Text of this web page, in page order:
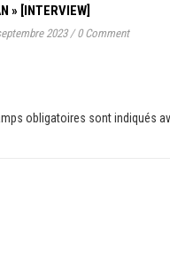
» [INTERVIEW]
2023 / 0 Comment
obligatoires sont indiqués